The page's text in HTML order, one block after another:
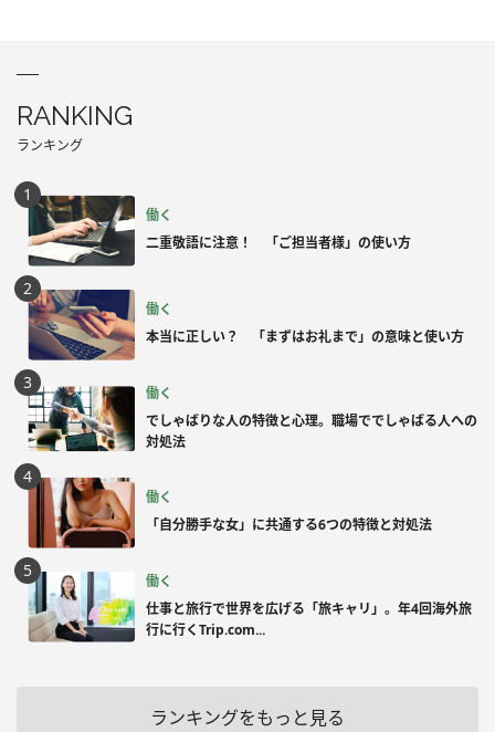
RANKING
ランキング
働く
二重敬語に注意！ 「ご担当者様」の使い方
働く
本当に正しい？ 「まずはお礼まで」の意味と使い方
働く
でしゃばりな人の特徴と心理。職場ででしゃばる人への
対処法
働く
「自分勝手な女」に共通する6つの特徴と対処法
働く
仕事と旅行で世界を広げる「旅キャリ」。年4回海外旅
行に行くTrip.com...
ランキングをもっと見る